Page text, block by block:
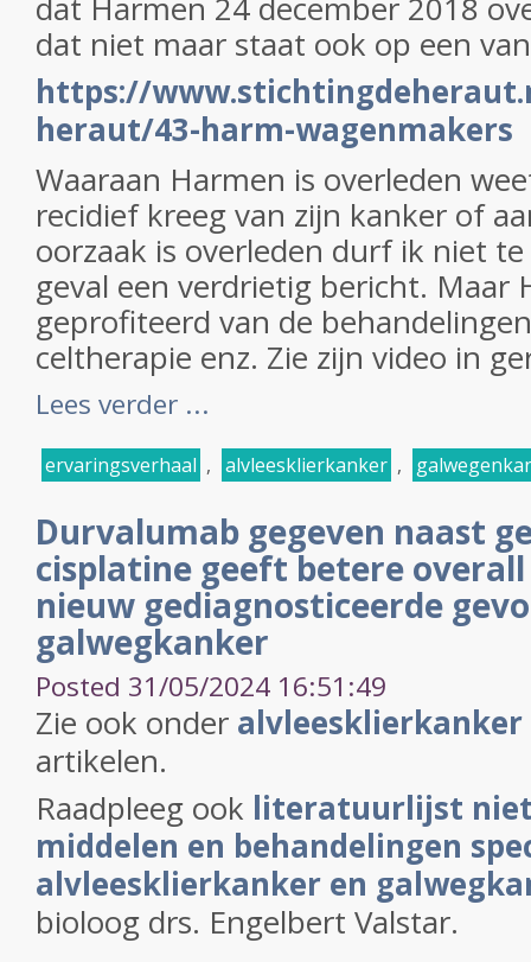
dat niet maar staat ook op een
https://
heraut/43-harm-wagenmakers
Waaraan Harmen is overleden
recidief kreeg van zijn kanker of
oorzaak is overleden durf ik niet
geval een verdrietig bericht. Maar
geprofiteerd van de
celtherapie enz. Zie zijn video in
Lees verder ...
ervaringsverhaal , alvleesklierkanker ,
Durvalumab gegeven naast
cisplatine geeft betere
nieuw gediagnosticeerde
galwegkanker
Posted 31/05/2024 16:51:49
Zie ook onder alvleesklierkanker
artikelen.
Raadpleeg ook literatuurlijst
middelen en behandelingen
alvleesklierkanker en
bioloog drs. Engelbert Valstar.